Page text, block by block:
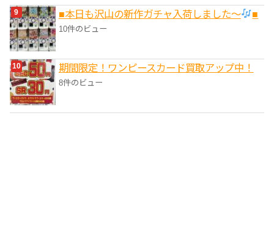
■本日も沢山の新作ガチャ入荷しました〜 ■
10件のビュー
期間限定！ワンピースカード買取アップ中！
8件のビュー